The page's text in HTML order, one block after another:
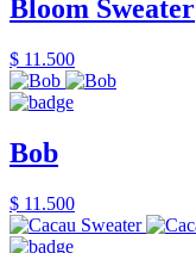
Bloom Sweater
$ 11.500
Bob
$ 11.500